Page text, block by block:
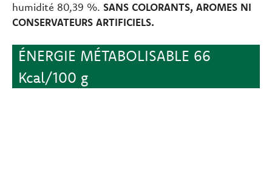
humidité 80,39 %. SANS COLORANTS, AROMES NI
CONSERVATEURS ARTIFICIELS.
ÉNERGIE MÉTABOLISABLE 66
Kcal/100 g